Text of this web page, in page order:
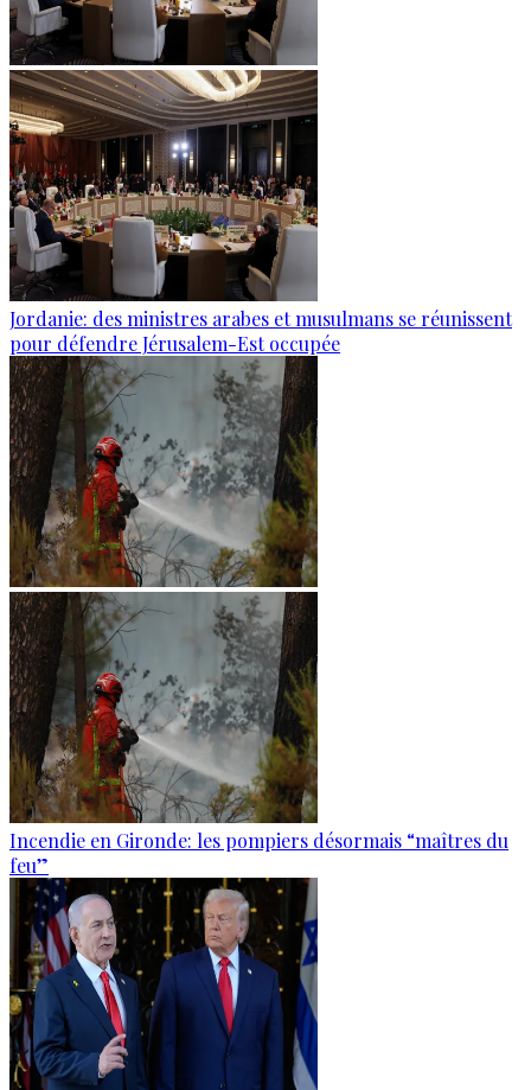
Jordanie: des ministres arabes et musulmans se réunissent
pour défendre Jérusalem-Est occupée
Incendie en Gironde: les pompiers désormais “maîtres du
feu”